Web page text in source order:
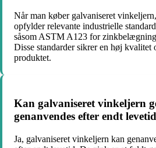
Når man køber galvaniseret
opfylder relevante industrielle
såsom ASTM A123 for
Disse standarder sikrer en høj kvalitet
produktet.
Kan galvaniseret vinkeljern
genanvendes efter endt
Ja, galvaniseret vinkeljern kan